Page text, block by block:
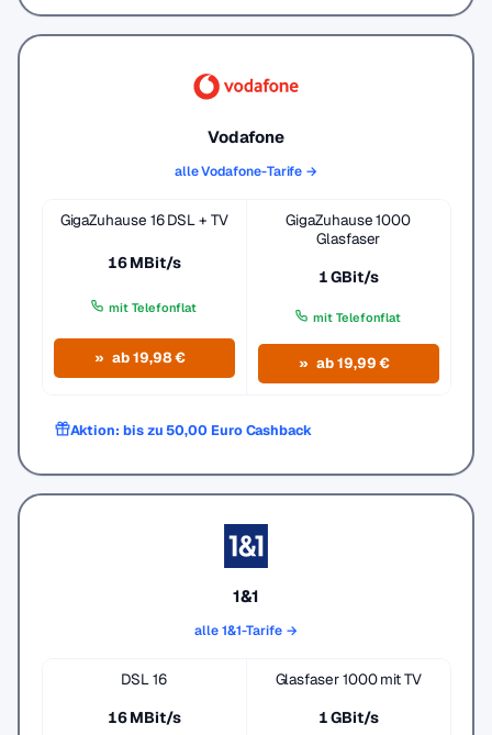
Vodafone
alle Vodafone-Tarife →
GigaZuhause 16 DSL + TV
16 MBit/s
mit Telefonflat
ab 19,98 €
GigaZuhause 1000
Glasfaser
1 GBit/s
mit Telefonflat
ab 19,99 €
Aktion: bis zu 50,00 Euro Cashback
1&1
alle 1&1-Tarife →
DSL 16
16 MBit/s
Glasfaser 1000 mit TV
1 GBit/s